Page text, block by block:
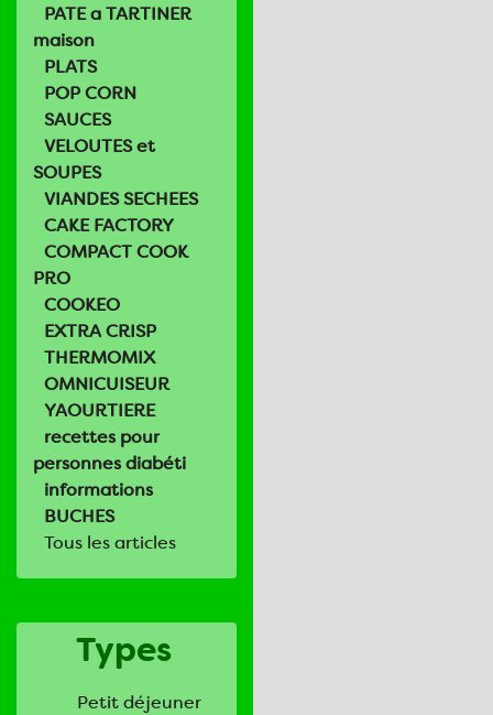
PATE a TARTINER
maison
PLATS
POP CORN
SAUCES
VELOUTES et
SOUPES
VIANDES SECHEES
CAKE FACTORY
COMPACT COOK
PRO
COOKEO
EXTRA CRISP
THERMOMIX
OMNICUISEUR
YAOURTIERE
recettes pour
personnes diabéti
informations
BUCHES
Tous les articles
Types
Petit déjeuner